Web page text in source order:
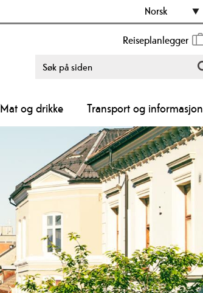
Norsk
Reiseplanlegger
Mat og drikke Transport og informasjon